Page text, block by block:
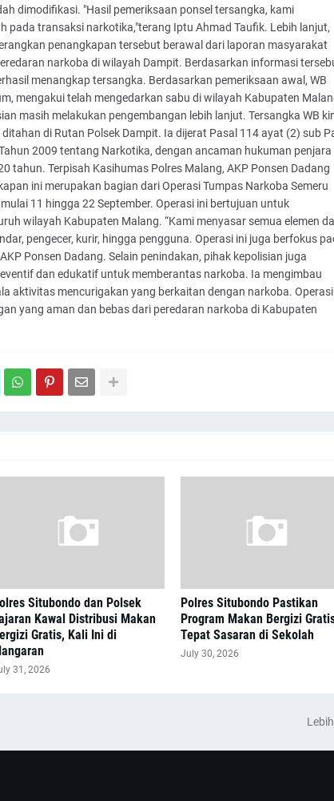
dimodifikasi. "Hasil pemeriksaan ponsel tersangka, kami
pada transaksi narkotika,"terang Iptu Ahmad Taufik. Lebih lanjut,
penangkapan tersebut berawal dari laporan masyarakat
narkoba di wilayah Dampit. Berdasarkan informasi
menangkap tersangka. Berdasarkan pemeriksaan awal, WB
mengakui telah mengedarkan sabu di wilayah Kabupaten
masih melakukan pengembangan lebih lanjut. Tersangka WB
di Rutan Polsek Dampit. Ia dijerat Pasal 114 ayat (2) sub
2009 tentang Narkotika, dengan ancaman hukuman penjara
tahun. Terpisah Kasihumas Polres Malang, AKP Ponsen Dadang
ini merupakan bagian dari Operasi Tumpas Narkoba Semeru
11 hingga 22 September. Operasi ini bertujuan untuk
wilayah Kabupaten Malang. “Kami menyasar semua elemen
pengecer, kurir, hingga pengguna. Operasi ini juga berfokus
Ponsen Dadang. Selain penindakan, pihak kepolisian juga
dan edukatif untuk memberantas narkoba. Ia mengimbau
aktivitas mencurigakan yang berkaitan dengan narkoba.
yang aman dan bebas dari peredaran narkoba di Kabupaten
Situbondo dan Polsek
Kawal Distribusi Makan
Gratis, Kali Ini di
31, 2026
Polres Situbondo Pastikan
Program Makan Bergizi
Tepat Sasaran di Sekolah
July 30, 2026